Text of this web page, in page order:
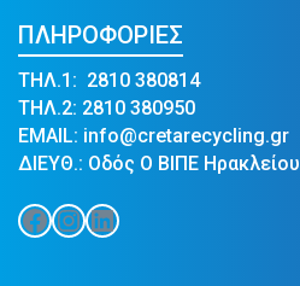
ΠΛΗΡΟΦΟΡΙΕΣ
ΤΗΛ.1: 2810 380814
ΤΗΛ.2: 2810 380950
EMAIL: info@cretarecycling.gr
ΔΙΕΥΘ.: Οδός Ο ΒΙΠΕ Ηρακλείου
Facebook
Instagram
Linkedin